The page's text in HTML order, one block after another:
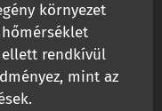
környezet
rendkívül
mint az